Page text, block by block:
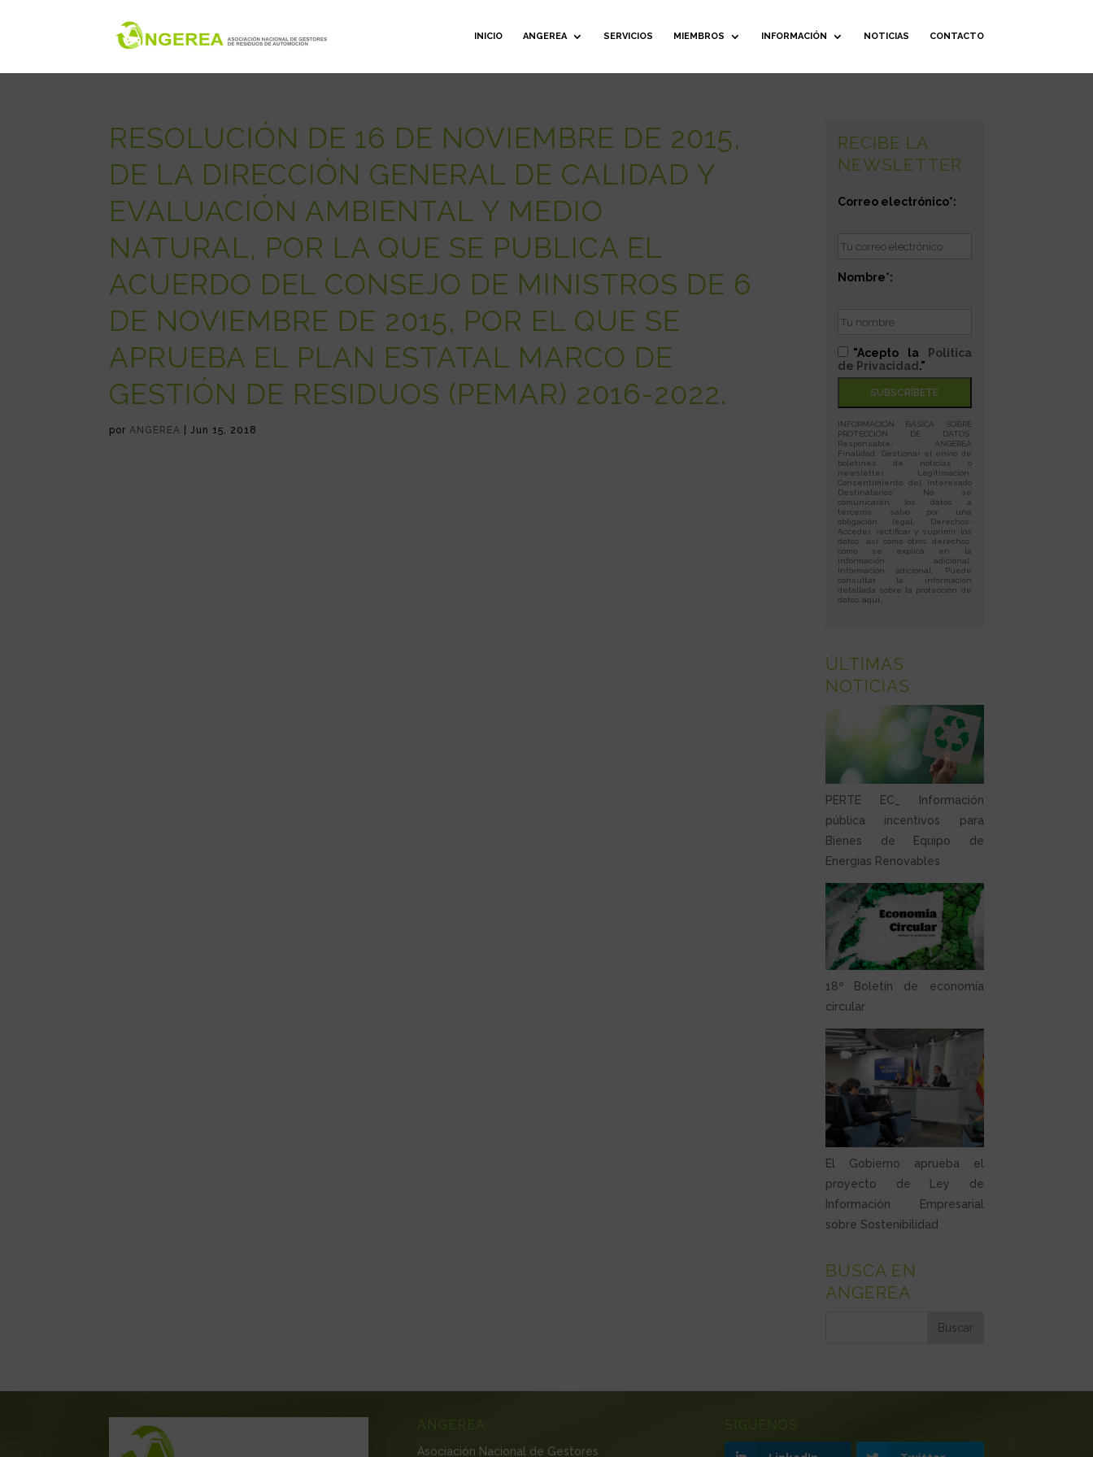
INICIO ANGEREA SERVICIOS MIEMBROS INFORMACIÓN NOTICIAS CONTACTO
RESOLUCIÓN DE 16 DE NOVIEMBRE DE 2015,
DE LA DIRECCIÓN GENERAL DE CALIDAD Y
EVALUACIÓN AMBIENTAL Y MEDIO
NATURAL, POR LA QUE SE PUBLICA EL
ACUERDO DEL CONSEJO DE MINISTROS DE 6
DE NOVIEMBRE DE 2015, POR EL QUE SE
APRUEBA EL PLAN ESTATAL MARCO DE
GESTIÓN DE RESIDUOS (PEMAR) 2016-2022.
porANGEREA |Jun 15, 2018
RECIBE LA
NEWSLETTER
Correo electrónico*:
Nombre*:
"Acepto la
Política
de Privacidad ."
INFORMACIÓN BÁSICA SOBRE
PROTECCIÓN DE DATOS:
Responsable: ANGEREA
Finalidad: Gestionar el envío de
boletines de noticias o
newsletter Legitimación:
Consentimiento del interesado
Destinatarios: No se
comunicarán los datos a
terceros, salvo por una
obligación legal. Derechos:
Acceder, rectificar y suprimir los
datos, así como otros derechos,
como se explica en la
información adicional.
Información adicional: Puede
consultar la información
detallada sobre la protección de
datosaquí
ÚLTIMAS
NOTICIAS
PERTE EC_ Información
pública incentivos para
Bienes de Equipo de
Energías Renovables
18º Boletín de economía
circular
El Gobierno aprueba el
proyecto de Ley de
Información Empresarial
sobre Sostenibilidad
BUSCA EN
ANGEREA
ANGEREA
Asociación Nacional de Gestores
SÍGUENOS